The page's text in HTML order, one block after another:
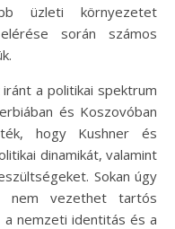
üzleti környezetet
során számos
a politikai spektrum
és Koszovóban
hogy Kushner és
dinamikát, valamint
Sokan úgy
nem vezethet tartós
a nemzeti identitás és a